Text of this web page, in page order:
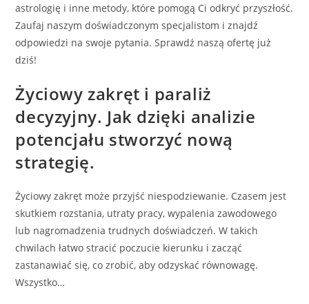
astrologię i inne metody, które pomogą Ci odkryć przyszłość.
Zaufaj naszym doświadczonym specjalistom i znajdź
odpowiedzi na swoje pytania. Sprawdź naszą ofertę już
dziś!
Życiowy zakręt i paraliż
decyzyjny. Jak dzięki analizie
potencjału stworzyć nową
strategię.
Życiowy zakręt może przyjść niespodziewanie. Czasem jest
skutkiem rozstania, utraty pracy, wypalenia zawodowego
lub nagromadzenia trudnych doświadczeń. W takich
chwilach łatwo stracić poczucie kierunku i zacząć
zastanawiać się, co zrobić, aby odzyskać równowagę.
Wszystko…